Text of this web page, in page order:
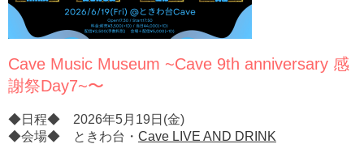
Cave Music Museum ~Cave 9th anniversary 感
謝祭Day7~〜
◆日程◆ 2026年5月19日(金)
◆会場◆ ときわ台・ Cave LIVE AND DRINK